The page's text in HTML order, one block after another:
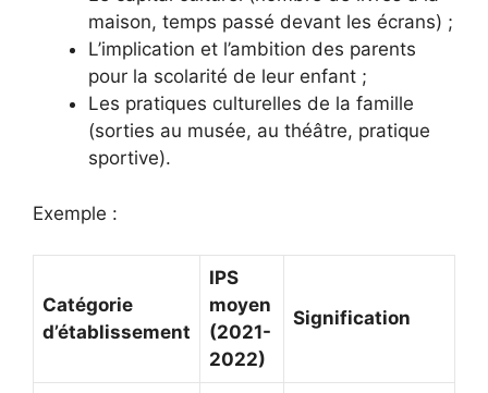
maison, temps passé devant les écrans) ;
L’implication et l’ambition des parents
pour la scolarité de leur enfant ;
Les pratiques culturelles de la famille
(sorties au musée, au théâtre, pratique
sportive).
Exemple :
Catégorie
d’établissement
IPS
moyen
(2021-
2022)
Signification